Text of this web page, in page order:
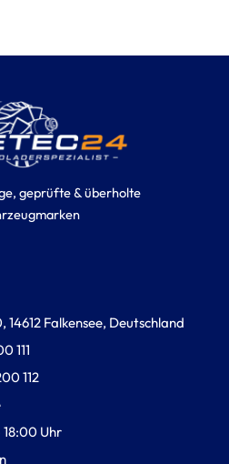
geprüfte & überholte
14612 Falkensee, Deutschland
111
112
Uhr